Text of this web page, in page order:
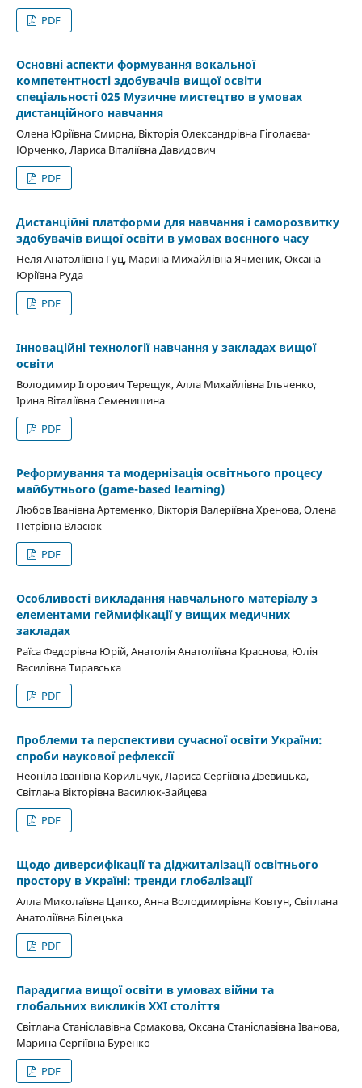
PDF
Основні аспекти формування вокальної
компетентності здобувачів вищої освіти
спеціальності 025 Музичне мистецтво в умовах
дистанційного навчання
Олена Юріївна Смирна, Вікторія Олександрівна Гіголаєва-
Юрченко, Лариса Віталіївна Давидович
PDF
Дистанційні платформи для навчання і саморозвитку
здобувачів вищої освіти в умовах воєнного часу
Неля Анатоліївна Гуц, Марина Михайлівна Ячменик, Оксана
Юріївна Руда
PDF
Інноваційні технології навчання у закладах вищої
освіти
Володимир Ігорович Терещук, Алла Михайлівна Ільченко,
Ірина Віталіївна Семенишина
PDF
Реформування та модернізація освітнього процесу
майбутнього (game-based learning)
Любов Іванівна Артеменко, Вікторія Валеріївна Хренова, Олена
Петрівна Власюк
PDF
Особливості викладання навчального матеріалу з
елементами геймифікації у вищих медичних
закладах
Раїса Федорівна Юрій, Анатолія Анатоліївна Краснова, Юлія
Василівна Тиравська
PDF
Проблеми та перспективи сучасної освіти України:
спроби наукової рефлексії
Неоніла Іванівна Корильчук, Лариса Сергіївна Дзевицька,
Свiтлана Вiкторiвна Василюк-Зайцева
PDF
Щодо диверсифікації та діджиталізації освітнього
простору в Україні: тренди глобалізації
Алла Миколаївна Цапко, Анна Володимирівна Ковтун, Світлана
Анатоліївна Білецька
PDF
Парадигма вищої освіти в умовах війни та
глобальних викликів ХХІ століття
Світлана Станіславівна Єрмакова, Оксана Станіславівна Іванова,
Марина Сергіївна Буренко
PDF